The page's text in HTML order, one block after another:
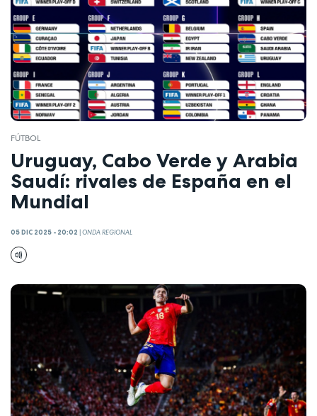
FÚTBOL
Uruguay, Cabo Verde y Arabia
Saudí: rivales de España en el
Mundial
05 DIC 2025 - 20:02 |ONDA REGIONAL